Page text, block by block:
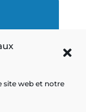
site web et notre